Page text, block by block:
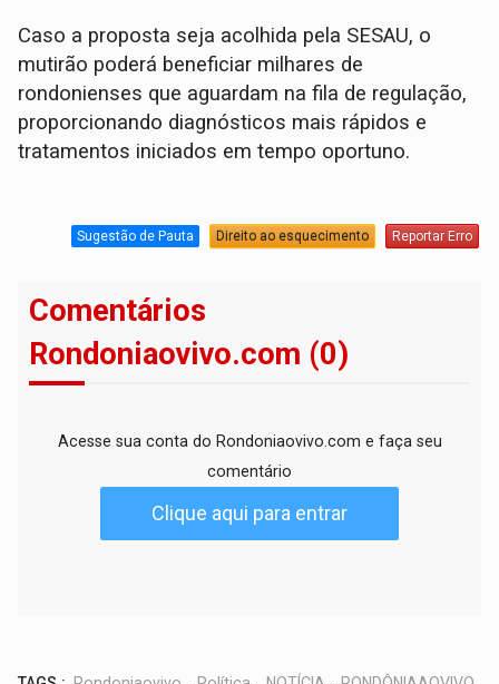
Caso a proposta seja acolhida pela SESAU, o
mutirão poderá beneficiar milhares de
rondonienses que aguardam na fila de regulação,
proporcionando diagnósticos mais rápidos e
tratamentos iniciados em tempo oportuno.
Sugestão de Pauta Direito ao esquecimento Reportar Erro
Comentários
Rondoniaovivo.com (0)
Acesse sua conta do Rondoniaovivo.com e faça seu
comentário
Clique aqui para entrar